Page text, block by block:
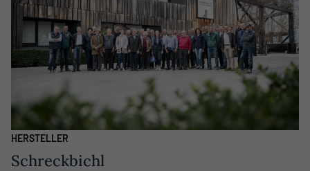
HERSTELLER
Schreckbichl